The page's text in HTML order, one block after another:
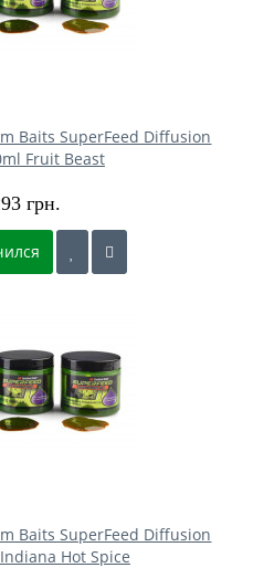
Baits SuperFeed Diffusion
Fruit Beast
грн.
Baits SuperFeed Diffusion
Hot Spice